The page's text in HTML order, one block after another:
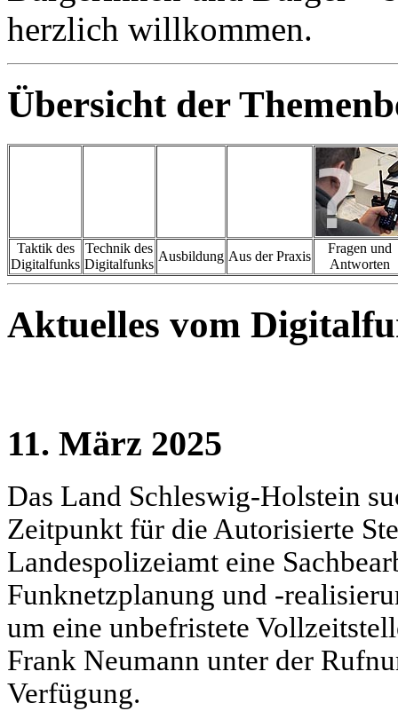
herzlich willkommen.
Übersicht der
Taktik des
Digitalfunks
Technik des
Digitalfunks
Ausbildung Aus der Praxis
Fragen und
Antworten
Aktuelles vom
11. März 2025
Das Land Schleswig-Holstein
Zeitpunkt für die Autorisierte
Landespolizeiamt eine
Funknetzplanung und -
um eine unbefristete
Frank Neumann unter der
Verfügung.